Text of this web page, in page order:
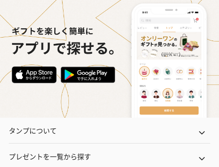
タンプについて
プレゼントを一覧から探す